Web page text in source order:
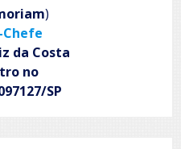
)
da Costa
no
SP